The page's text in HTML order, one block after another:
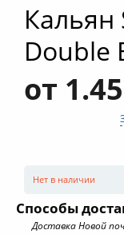
Кальян
Double
от
Нет в наличии
Способы
Доставка Новой